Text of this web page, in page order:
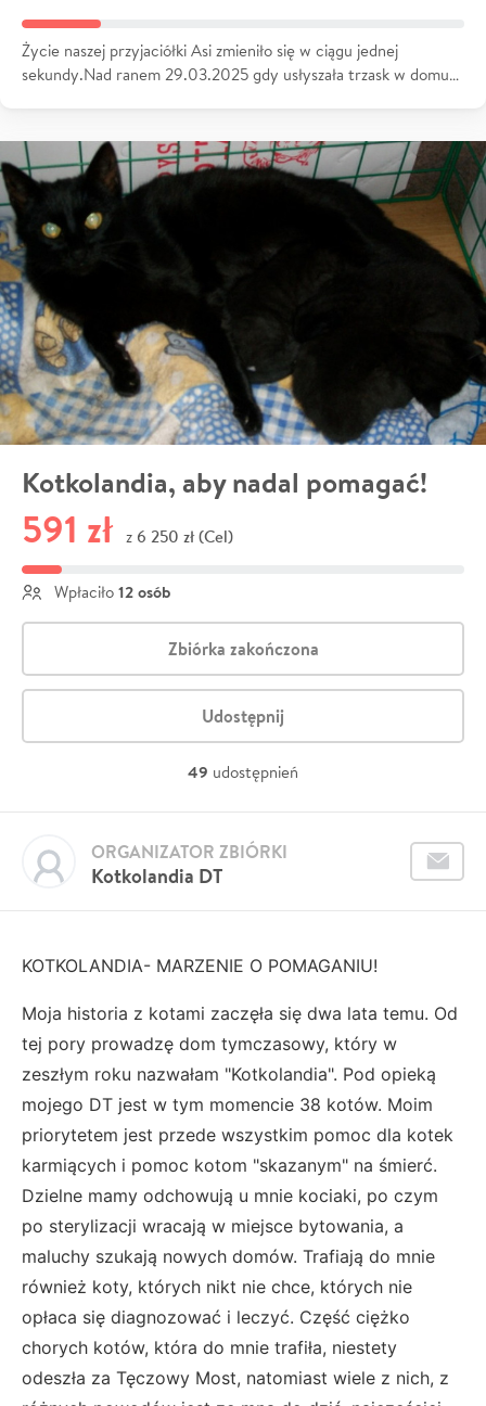
Życie naszej przyjaciółki Asi zmieniło się w ciągu jednej
sekundy.Nad ranem 29.03.2025 gdy usłyszała trzask w domu…
Kotkolandia, aby nadal pomagać!
591 zł z 6 250 zł (Cel)
Wpłaciło 12 osób
Zbiórka zakończona
Udostępnij
49 udostępnień
Kotkolandia DT
ORGANIZATOR ZBIÓRKI
KOTKOLANDIA- MARZENIE O POMAGANIU!
Moja historia z kotami zaczęła się dwa lata temu. Od
tej pory prowadzę dom tymczasowy, który w
zeszłym roku nazwałam "Kotkolandia". Pod opieką
mojego DT jest w tym momencie 38 kotów. Moim
priorytetem jest przede wszystkim pomoc dla kotek
karmiących i pomoc kotom "skazanym" na śmierć.
Dzielne mamy odchowują u mnie kociaki, po czym
po sterylizacji wracają w miejsce bytowania, a
maluchy szukają nowych domów. Trafiają do mnie
również koty, których nikt nie chce, których nie
opłaca się diagnozować i leczyć. Część ciężko
chorych kotów, która do mnie trafiła, niestety
odeszła za Tęczowy Most, natomiast wiele z nich, z